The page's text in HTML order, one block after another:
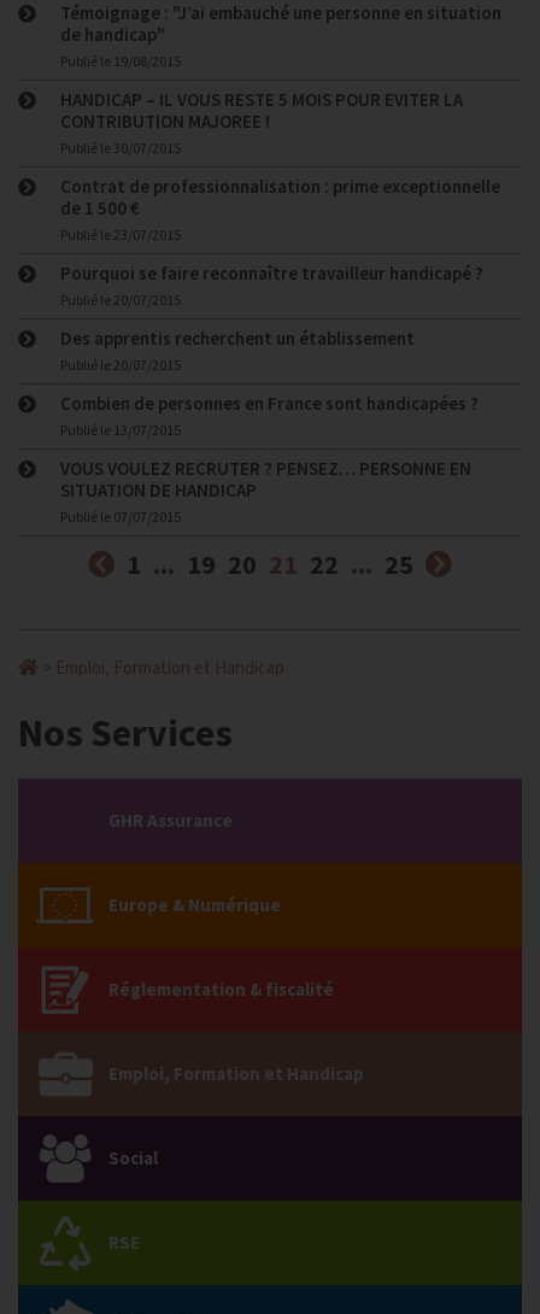
Témoignage : "J’ai embauché une personne en situation
de handicap"
Publié le 19/08/2015
HANDICAP – IL VOUS RESTE 5 MOIS POUR EVITER LA
CONTRIBUTION MAJOREE !
Publié le 30/07/2015
Contrat de professionnalisation : prime exceptionnelle
de 1 500 €
Publié le 23/07/2015
Pourquoi se faire reconnaître travailleur handicapé ?
Publié le 20/07/2015
Des apprentis recherchent un établissement
Publié le 20/07/2015
Combien de personnes en France sont handicapées ?
Publié le 13/07/2015
VOUS VOULEZ RECRUTER ? PENSEZ… PERSONNE EN
SITUATION DE HANDICAP
Publié le 07/07/2015
Précédent
1 ... 19 20 21 (courante)
22 ... 25
> Emploi, Formation et Handicap
Nos Services
GHR Assurance
Europe & Numérique
Réglementation & fiscalité
Emploi, Formation et Handicap
Social
RSE